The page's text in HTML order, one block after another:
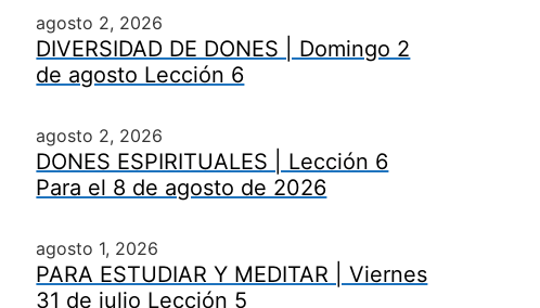
agosto 2, 2026
DIVERSIDAD DE DONES | Domingo 2
de agosto Lección 6
agosto 2, 2026
DONES ESPIRITUALES | Lección 6
Para el 8 de agosto de 2026
agosto 1, 2026
PARA ESTUDIAR Y MEDITAR | Viernes
31 de julio Lección 5